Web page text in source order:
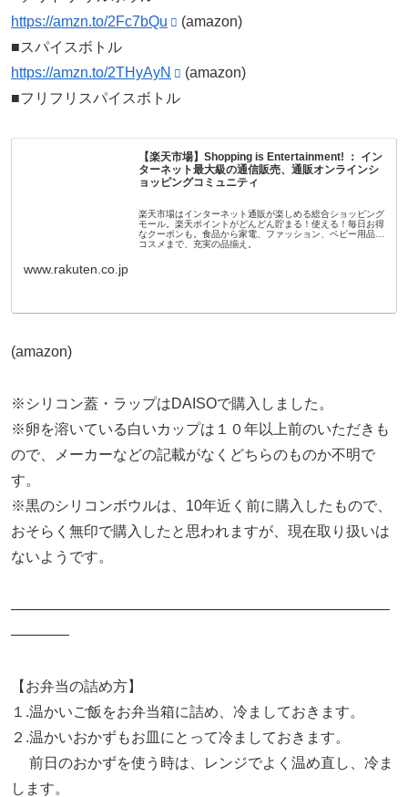
https://amzn.to/2Fc7bQu
(amazon)
■スパイスボトル
https://amzn.to/2THyAyN
(amazon)
■フリフリスパイスボトル
【楽天市場】Shopping is Entertainment! ： イン
ターネット最大級の通信販売、通販オンラインシ
ョッピングコミュニティ
楽天市場はインターネット通販が楽しめる総合ショッピング
モール。楽天ポイントがどんどん貯まる！使える！毎日お得
なクーポンも。食品から家電、ファッション、ベビー用品、
コスメまで、充実の品揃え。
www.rakuten.co.jp
(amazon)
※シリコン蓋・ラップはDAISOで購入しました。
※卵を溶いている白いカップは１０年以上前のいただきも
ので、メーカーなどの記載がなくどちらのものか不明で
す。
※黒のシリコンボウルは、10年近く前に購入したもので、
おそらく無印で購入したと思われますが、現在取り扱いは
ないようです。
——————————————————————————
————
【お弁当の詰め方】
１.温かいご飯をお弁当箱に詰め、冷ましておきます。
２.温かいおかずもお皿にとって冷ましておきます。
前日のおかずを使う時は、レンジでよく温め直し、冷ま
します。